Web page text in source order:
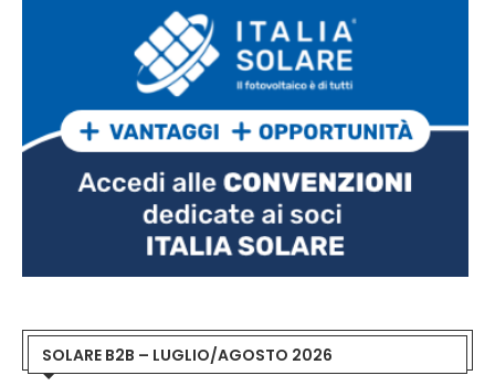
SOLARE B2B – LUGLIO/AGOSTO 2026